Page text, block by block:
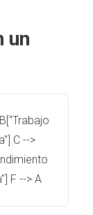
un
C -->
F --> A